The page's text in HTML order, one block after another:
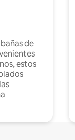
de
estos